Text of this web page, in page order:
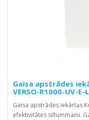
Gaisa apstrādes
VERSO-R1000-UV-E-
Gaisa apstrādes iekārtas
efektivitātes siltummaini.